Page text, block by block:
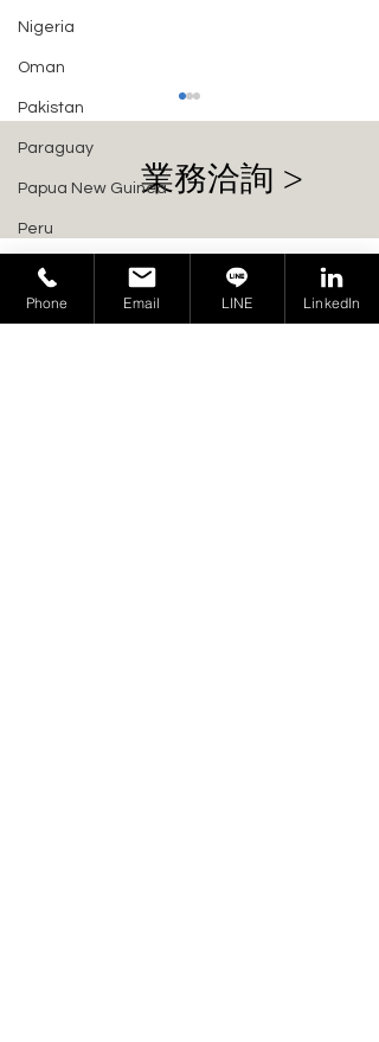
Nigeria
Oman
Pakistan
Paraguay
Papua New Guinea
Peru
Philippines
Qatar
沙烏地阿拉伯延長 5G n71
頻段的執行日期
業務洽詢 >
Phone Email LINE LinkedIn